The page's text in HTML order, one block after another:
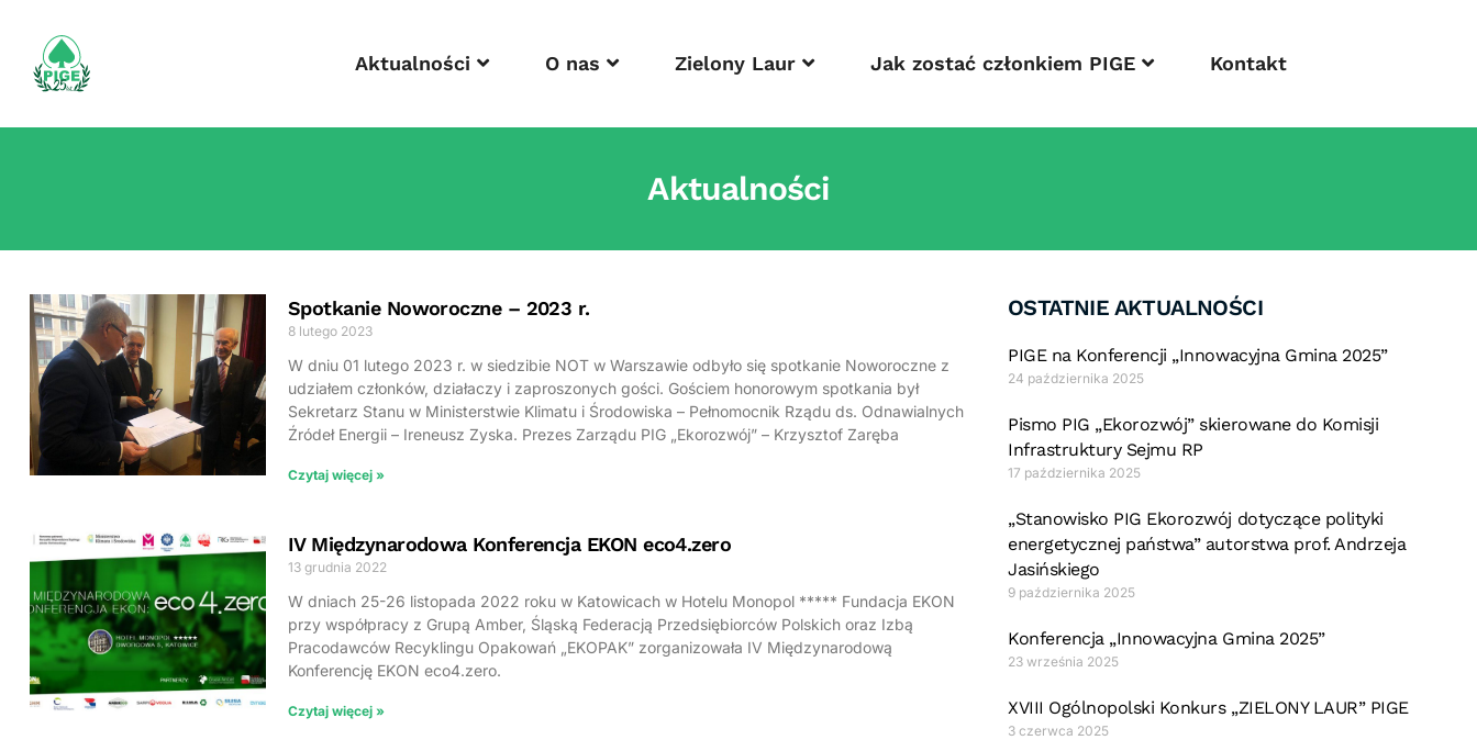
Aktualności O nas Zielony Laur Jak zostać członkiem PIGE Kontakt
Aktualności
Spotkanie Noworoczne – 2023 r.
8 lutego 2023
W dniu 01 lutego 2023 r. w siedzibie NOT w Warszawie odbyło się spotkanie Noworoczne z
udziałem członków, działaczy i zaproszonych gości. Gościem honorowym spotkania był
Sekretarz Stanu w Ministerstwie Klimatu i Środowiska – Pełnomocnik Rządu ds. Odnawialnych
Źródeł Energii – Ireneusz Zyska. Prezes Zarządu PIG „Ekorozwój” – Krzysztof Zaręba
Czytaj więcej »
IV Międzynarodowa Konferencja EKON eco4.zero
13 grudnia 2022
W dniach 25-26 listopada 2022 roku w Katowicach w Hotelu Monopol ***** Fundacja EKON
przy współpracy z Grupą Amber, Śląską Federacją Przedsiębiorców Polskich oraz Izbą
Pracodawców Recyklingu Opakowań „EKOPAK” zorganizowała IV Międzynarodową
Konferencję EKON eco4.zero.
Czytaj więcej »
OSTATNIE AKTUALNOŚCI
PIGE na Konferencji „Innowacyjna Gmina 2025”
24 października 2025
Pismo PIG „Ekorozwój” skierowane do Komisji
Infrastruktury Sejmu RP
17 października 2025
„Stanowisko PIG Ekorozwój dotyczące polityki
energetycznej państwa” autorstwa prof. Andrzeja
Jasińskiego
9 października 2025
Konferencja „Innowacyjna Gmina 2025”
23 września 2025
XVIII Ogólnopolski Konkurs „ZIELONY LAUR” PIGE
3 czerwca 2025